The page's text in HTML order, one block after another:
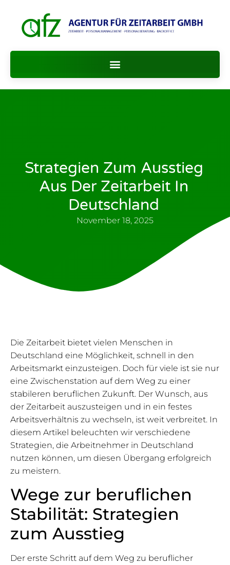
Strategien Zum Ausstieg
Aus Der Zeitarbeit In
Deutschland
November 18, 2025
Die Zeitarbeit bietet vielen Menschen in
Deutschland eine Möglichkeit, schnell in den
Arbeitsmarkt einzusteigen. Doch für viele ist sie nur
eine Zwischenstation auf dem Weg zu einer
stabileren beruflichen Zukunft. Der Wunsch, aus
der Zeitarbeit auszusteigen und in ein festes
Arbeitsverhältnis zu wechseln, ist weit verbreitet. In
diesem Artikel beleuchten wir verschiedene
Strategien, die Arbeitnehmer in Deutschland
nutzen können, um diesen Übergang erfolgreich
zu meistern.
Wege zur beruflichen
Stabilität: Strategien
zum Ausstieg
Der erste Schritt auf dem Weg zu beruflicher